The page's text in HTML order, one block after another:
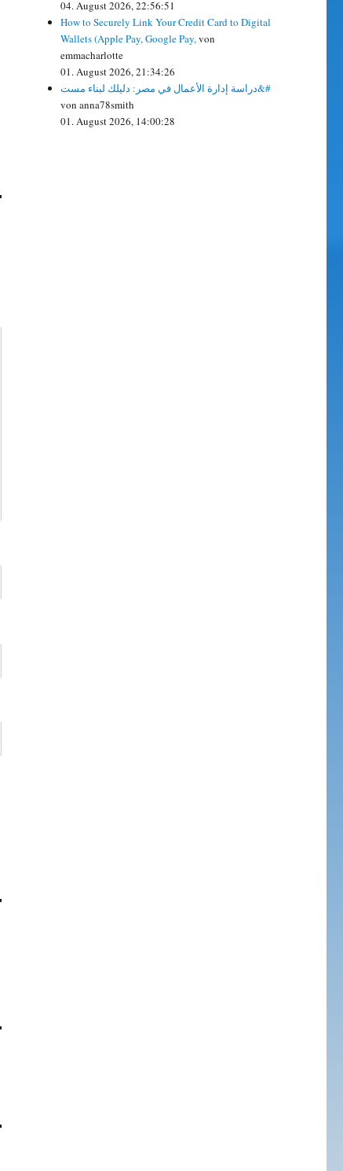
04. August 2026, 22:56:51
How to Securely Link Your Credit Card to Digital
Wallets (Apple Pay, Google Pay,von
emmacharlotte
01. August 2026, 21:34:26
دراسة إدارة الأعمال في مصر: دليلك لبناء مست&#
von anna78smith
01. August 2026, 14:00:28